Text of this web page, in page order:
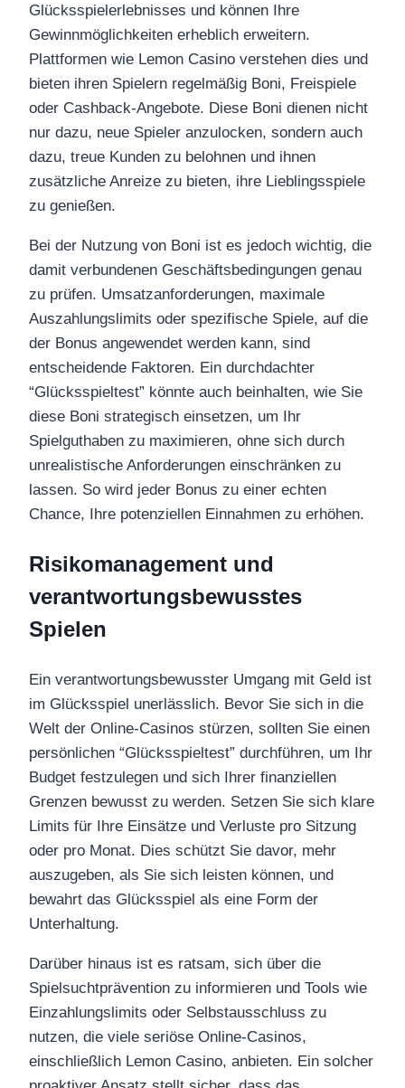
Glücksspielerlebnisses und können Ihre
Gewinnmöglichkeiten erheblich erweitern.
Plattformen wie Lemon Casino verstehen dies und
bieten ihren Spielern regelmäßig Boni, Freispiele
oder Cashback-Angebote. Diese Boni dienen nicht
nur dazu, neue Spieler anzulocken, sondern auch
dazu, treue Kunden zu belohnen und ihnen
zusätzliche Anreize zu bieten, ihre Lieblingsspiele
zu genießen.
Bei der Nutzung von Boni ist es jedoch wichtig, die
damit verbundenen Geschäftsbedingungen genau
zu prüfen. Umsatzanforderungen, maximale
Auszahlungslimits oder spezifische Spiele, auf die
der Bonus angewendet werden kann, sind
entscheidende Faktoren. Ein durchdachter
“Glücksspieltest” könnte auch beinhalten, wie Sie
diese Boni strategisch einsetzen, um Ihr
Spielguthaben zu maximieren, ohne sich durch
unrealistische Anforderungen einschränken zu
lassen. So wird jeder Bonus zu einer echten
Chance, Ihre potenziellen Einnahmen zu erhöhen.
Risikomanagement und
verantwortungsbewusstes
Spielen
Ein verantwortungsbewusster Umgang mit Geld ist
im Glücksspiel unerlässlich. Bevor Sie sich in die
Welt der Online-Casinos stürzen, sollten Sie einen
persönlichen “Glücksspieltest” durchführen, um Ihr
Budget festzulegen und sich Ihrer finanziellen
Grenzen bewusst zu werden. Setzen Sie sich klare
Limits für Ihre Einsätze und Verluste pro Sitzung
oder pro Monat. Dies schützt Sie davor, mehr
auszugeben, als Sie sich leisten können, und
bewahrt das Glücksspiel als eine Form der
Unterhaltung.
Darüber hinaus ist es ratsam, sich über die
Spielsuchtprävention zu informieren und Tools wie
Einzahlungslimits oder Selbstausschluss zu
nutzen, die viele seriöse Online-Casinos,
einschließlich Lemon Casino, anbieten. Ein solcher